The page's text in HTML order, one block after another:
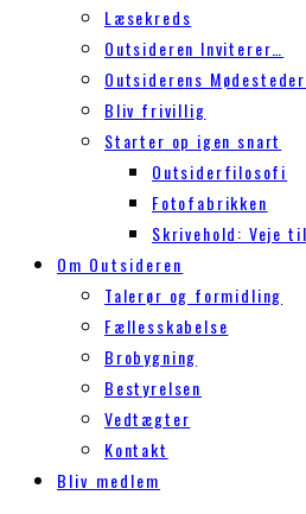
Læsekreds
Outsideren Inviterer…
Outsiderens Mødesteder
Bliv frivillig
Starter op igen snart
Outsiderfilosofi
Fotofabrikken
Skrivehold: Veje
Om Outsideren
Talerør og formidling
Fællesskabelse
Brobygning
Bestyrelsen
Vedtægter
Kontakt
Bliv medlem